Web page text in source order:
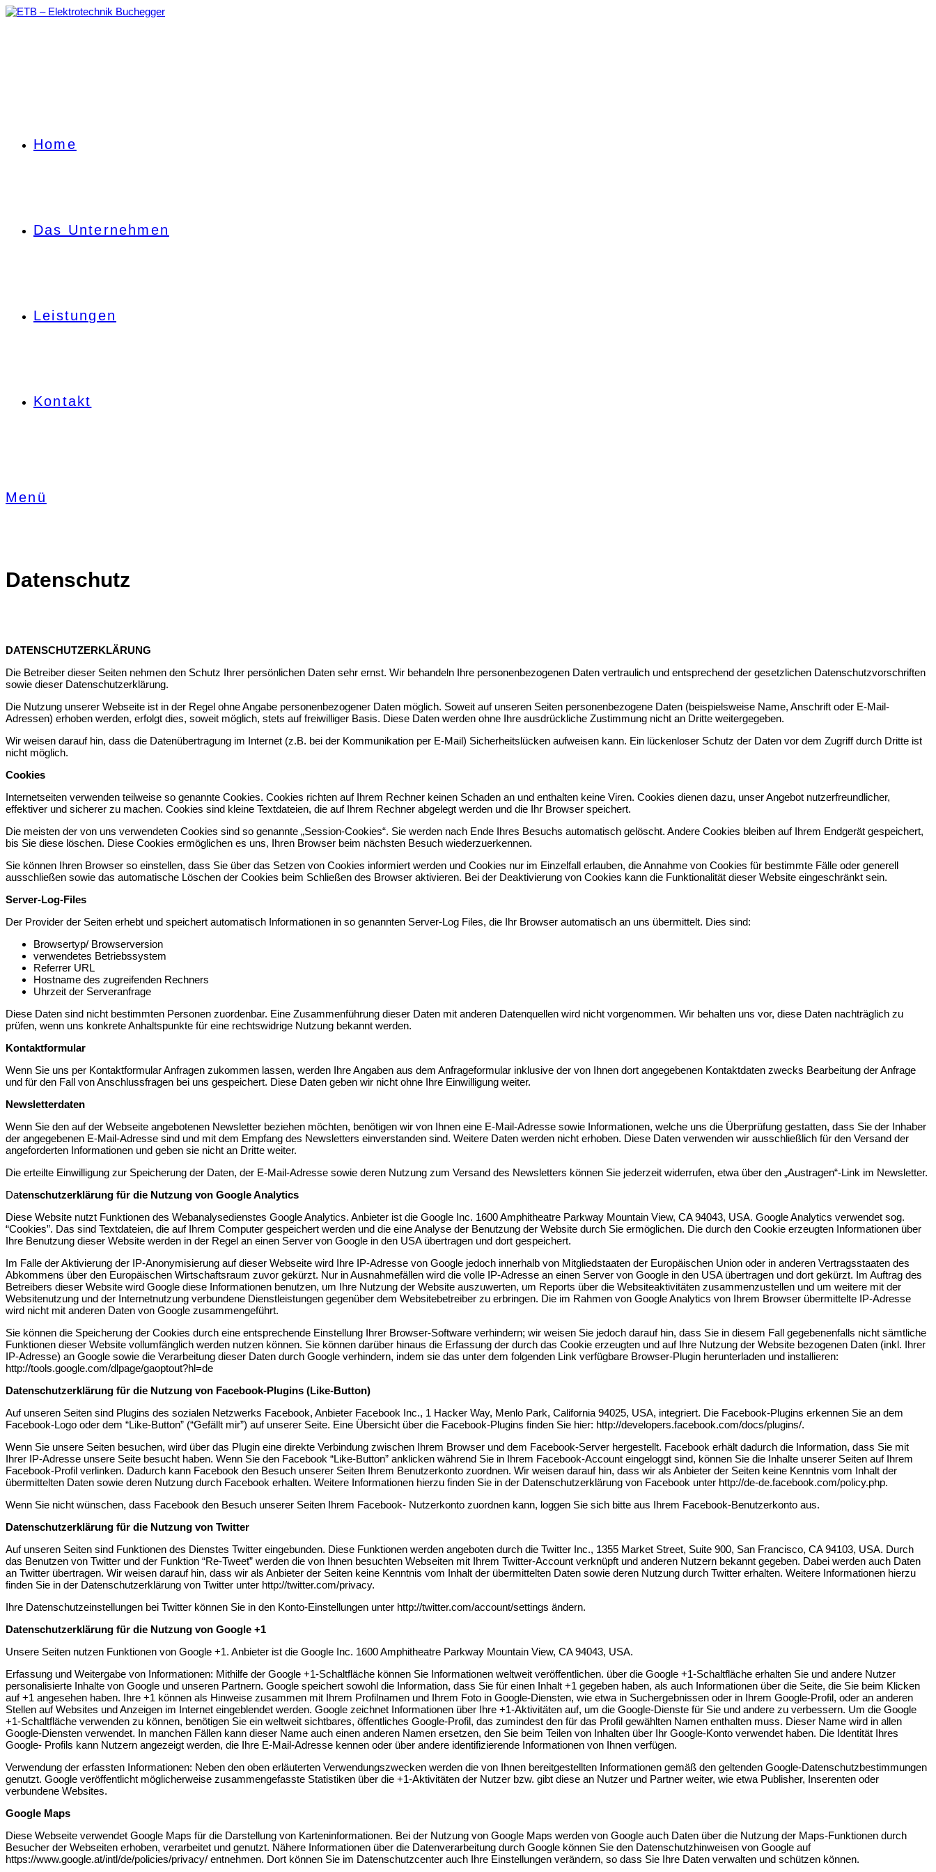
Zum
Home
Das Unternehmen
Leistungen
Kontakt
Menü
Datenschutz
DATENSCHUTZERKLÄRUNG
Die Betreiber dieser Seiten nehmen den Schutz Ihrer persönlichen Daten sehr ernst. Wir behandeln Ihre personenbezogenen Daten vertraulich und entsprechend der gesetzlichen Datenschutzvorschriften
sowie dieser Datenschutzerklärung.
Die Nutzung unserer Webseite ist in der Regel ohne Angabe personenbezogener Daten möglich. Soweit auf unseren Seiten personenbezogene Daten (beispielsweise Name, Anschrift oder E-Mail-
Adressen) erhoben werden, erfolgt dies, soweit möglich, stets auf freiwilliger Basis. Diese Daten werden ohne Ihre ausdrückliche Zustimmung nicht an Dritte weitergegeben.
Wir weisen darauf hin, dass die Datenübertragung im Internet (z.B. bei der Kommunikation per E-Mail) Sicherheitslücken aufweisen kann. Ein lückenloser Schutz der Daten vor dem Zugriff durch Dritte ist
nicht möglich.
Cookies
Internetseiten verwenden teilweise so genannte Cookies. Cookies richten auf Ihrem Rechner keinen Schaden an und enthalten keine Viren. Cookies dienen dazu, unser Angebot nutzerfreundlicher,
effektiver und sicherer zu machen. Cookies sind kleine Textdateien, die auf Ihrem Rechner abgelegt werden und die Ihr Browser speichert.
Die meisten der von uns verwendeten Cookies sind so genannte „Session-Cookies“. Sie werden nach Ende Ihres Besuchs automatisch gelöscht. Andere Cookies bleiben auf Ihrem Endgerät gespeichert,
bis Sie diese löschen. Diese Cookies ermöglichen es uns, Ihren Browser beim nächsten Besuch wiederzuerkennen.
Sie können Ihren Browser so einstellen, dass Sie über das Setzen von Cookies informiert werden und Cookies nur im Einzelfall erlauben, die Annahme von Cookies für bestimmte Fälle oder generell
ausschließen sowie das automatische Löschen der Cookies beim Schließen des Browser aktivieren. Bei der Deaktivierung von Cookies kann die Funktionalität dieser Website eingeschränkt sein.
Server-Log-Files
Der Provider der Seiten erhebt und speichert automatisch Informationen in so genannten Server-Log Files, die Ihr Browser automatisch an uns übermittelt. Dies sind:
Browsertyp/ Browserversion
verwendetes Betriebssystem
Referrer URL
Hostname des zugreifenden Rechners
Uhrzeit der Serveranfrage
Diese Daten sind nicht bestimmten Personen zuordenbar. Eine Zusammenführung dieser Daten mit anderen Datenquellen wird nicht vorgenommen. Wir behalten uns vor, diese Daten nachträglich zu
prüfen, wenn uns konkrete Anhaltspunkte für eine rechtswidrige Nutzung bekannt werden.
Kontaktformular
Wenn Sie uns per Kontaktformular Anfragen zukommen lassen, werden Ihre Angaben aus dem Anfrageformular inklusive der von Ihnen dort angegebenen Kontaktdaten zwecks Bearbeitung der Anfrage
und für den Fall von Anschlussfragen bei uns gespeichert. Diese Daten geben wir nicht ohne Ihre Einwilligung weiter.
Newsletterdaten
Wenn Sie den auf der Webseite angebotenen Newsletter beziehen möchten, benötigen wir von Ihnen eine E-Mail-Adresse sowie Informationen, welche uns die Überprüfung gestatten, dass Sie der Inhaber
der angegebenen E-Mail-Adresse sind und mit dem Empfang des Newsletters einverstanden sind. Weitere Daten werden nicht erhoben. Diese Daten verwenden wir ausschließlich für den Versand der
angeforderten Informationen und geben sie nicht an Dritte weiter.
Die erteilte Einwilligung zur Speicherung der Daten, der E-Mail-Adresse sowie deren Nutzung zum Versand des Newsletters können Sie jederzeit widerrufen, etwa über den „Austragen“-Link im Newsletter.
Datenschutzerklärung für die Nutzung von Google Analytics
Diese Website nutzt Funktionen des Webanalysedienstes Google Analytics. Anbieter ist die Google Inc. 1600 Amphitheatre Parkway Mountain View, CA 94043, USA. Google Analytics verwendet sog.
“Cookies”. Das sind Textdateien, die auf Ihrem Computer gespeichert werden und die eine Analyse der Benutzung der Website durch Sie ermöglichen. Die durch den Cookie erzeugten Informationen über
Ihre Benutzung dieser Website werden in der Regel an einen Server von Google in den USA übertragen und dort gespeichert.
Im Falle der Aktivierung der IP-Anonymisierung auf dieser Webseite wird Ihre IP-Adresse von Google jedoch innerhalb von Mitgliedstaaten der Europäischen Union oder in anderen Vertragsstaaten des
Abkommens über den Europäischen Wirtschaftsraum zuvor gekürzt. Nur in Ausnahmefällen wird die volle IP-Adresse an einen Server von Google in den USA übertragen und dort gekürzt. Im Auftrag des
Betreibers dieser Website wird Google diese Informationen benutzen, um Ihre Nutzung der Website auszuwerten, um Reports über die Websiteaktivitäten zusammenzustellen und um weitere mit der
Websitenutzung und der Internetnutzung verbundene Dienstleistungen gegenüber dem Websitebetreiber zu erbringen. Die im Rahmen von Google Analytics von Ihrem Browser übermittelte IP-Adresse
wird nicht mit anderen Daten von Google zusammengeführt.
Sie können die Speicherung der Cookies durch eine entsprechende Einstellung Ihrer Browser-Software verhindern; wir weisen Sie jedoch darauf hin, dass Sie in diesem Fall gegebenenfalls nicht sämtliche
Funktionen dieser Website vollumfänglich werden nutzen können. Sie können darüber hinaus die Erfassung der durch das Cookie erzeugten und auf Ihre Nutzung der Website bezogenen Daten (inkl. Ihrer
IP-Adresse) an Google sowie die Verarbeitung dieser Daten durch Google verhindern, indem sie das unter dem folgenden Link verfügbare Browser-Plugin herunterladen und installieren:
http://tools.google.com/dlpage/gaoptout?hl=de
Datenschutzerklärung für die Nutzung von Facebook-Plugins (Like-Button)
Auf unseren Seiten sind Plugins des sozialen Netzwerks Facebook, Anbieter Facebook Inc., 1 Hacker Way, Menlo Park, California 94025, USA, integriert. Die Facebook-Plugins erkennen Sie an dem
Facebook-Logo oder dem “Like-Button” (“Gefällt mir”) auf unserer Seite. Eine Übersicht über die Facebook-Plugins finden Sie hier: http://developers.facebook.com/docs/plugins/.
Wenn Sie unsere Seiten besuchen, wird über das Plugin eine direkte Verbindung zwischen Ihrem Browser und dem Facebook-Server hergestellt. Facebook erhält dadurch die Information, dass Sie mit
Ihrer IP-Adresse unsere Seite besucht haben. Wenn Sie den Facebook “Like-Button” anklicken während Sie in Ihrem Facebook-Account eingeloggt sind, können Sie die Inhalte unserer Seiten auf Ihrem
Facebook-Profil verlinken. Dadurch kann Facebook den Besuch unserer Seiten Ihrem Benutzerkonto zuordnen. Wir weisen darauf hin, dass wir als Anbieter der Seiten keine Kenntnis vom Inhalt der
übermittelten Daten sowie deren Nutzung durch Facebook erhalten. Weitere Informationen hierzu finden Sie in der Datenschutzerklärung von Facebook unter http://de-de.facebook.com/policy.php.
Wenn Sie nicht wünschen, dass Facebook den Besuch unserer Seiten Ihrem Facebook- Nutzerkonto zuordnen kann, loggen Sie sich bitte aus Ihrem Facebook-Benutzerkonto aus.
Datenschutzerklärung für die Nutzung von Twitter
Auf unseren Seiten sind Funktionen des Dienstes Twitter eingebunden. Diese Funktionen werden angeboten durch die Twitter Inc., 1355 Market Street, Suite 900, San Francisco, CA 94103, USA. Durch
das Benutzen von Twitter und der Funktion “Re-Tweet” werden die von Ihnen besuchten Webseiten mit Ihrem Twitter-Account verknüpft und anderen Nutzern bekannt gegeben. Dabei werden auch Daten
an Twitter übertragen. Wir weisen darauf hin, dass wir als Anbieter der Seiten keine Kenntnis vom Inhalt der übermittelten Daten sowie deren Nutzung durch Twitter erhalten. Weitere Informationen hierzu
finden Sie in der Datenschutzerklärung von Twitter unter http://twitter.com/privacy.
Ihre Datenschutzeinstellungen bei Twitter können Sie in den Konto-Einstellungen unter http://twitter.com/account/settings ändern.
Datenschutzerklärung für die Nutzung von Google +1
Unsere Seiten nutzen Funktionen von Google +1. Anbieter ist die Google Inc. 1600 Amphitheatre Parkway Mountain View, CA 94043, USA.
Erfassung und Weitergabe von Informationen: Mithilfe der Google +1-Schaltfläche können Sie Informationen weltweit veröffentlichen. über die Google +1-Schaltfläche erhalten Sie und andere Nutzer
personalisierte Inhalte von Google und unseren Partnern. Google speichert sowohl die Information, dass Sie für einen Inhalt +1 gegeben haben, als auch Informationen über die Seite, die Sie beim Klicken
auf +1 angesehen haben. Ihre +1 können als Hinweise zusammen mit Ihrem Profilnamen und Ihrem Foto in Google-Diensten, wie etwa in Suchergebnissen oder in Ihrem Google-Profil, oder an anderen
Stellen auf Websites und Anzeigen im Internet eingeblendet werden. Google zeichnet Informationen über Ihre +1-Aktivitäten auf, um die Google-Dienste für Sie und andere zu verbessern. Um die Google
+1-Schaltfläche verwenden zu können, benötigen Sie ein weltweit sichtbares, öffentliches Google-Profil, das zumindest den für das Profil gewählten Namen enthalten muss. Dieser Name wird in allen
Google-Diensten verwendet. In manchen Fällen kann dieser Name auch einen anderen Namen ersetzen, den Sie beim Teilen von Inhalten über Ihr Google-Konto verwendet haben. Die Identität Ihres
Google- Profils kann Nutzern angezeigt werden, die Ihre E-Mail-Adresse kennen oder über andere identifizierende Informationen von Ihnen verfügen.
Verwendung der erfassten Informationen: Neben den oben erläuterten Verwendungszwecken werden die von Ihnen bereitgestellten Informationen gemäß den geltenden Google-Datenschutzbestimmungen
genutzt. Google veröffentlicht möglicherweise zusammengefasste Statistiken über die +1-Aktivitäten der Nutzer bzw. gibt diese an Nutzer und Partner weiter, wie etwa Publisher, Inserenten oder
verbundene Websites.
Google Maps
Diese Webseite verwendet Google Maps für die Darstellung von Karteninformationen. Bei der Nutzung von Google Maps werden von Google auch Daten über die Nutzung der Maps-Funktionen durch
Besucher der Webseiten erhoben, verarbeitet und genutzt. Nähere Informationen über die Datenverarbeitung durch Google können Sie den Datenschutzhinweisen von Google auf
https://www.google.at/intl/de/policies/privacy/ entnehmen. Dort können Sie im Datenschutzcenter auch Ihre Einstellungen verändern, so dass Sie Ihre Daten verwalten und schützen können.